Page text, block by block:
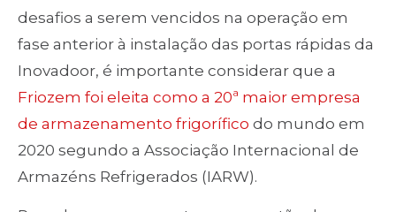
desafios a serem vencidos na operação em
fase anterior à instalação das portas rápidas da
Inovadoor, é importante considerar que a
Friozem foi eleita como a 20ª maior empresa
de armazenamento frigorífico do mundo em
2020 segundo a Associação Internacional de
Armazéns Refrigerados (IARW).